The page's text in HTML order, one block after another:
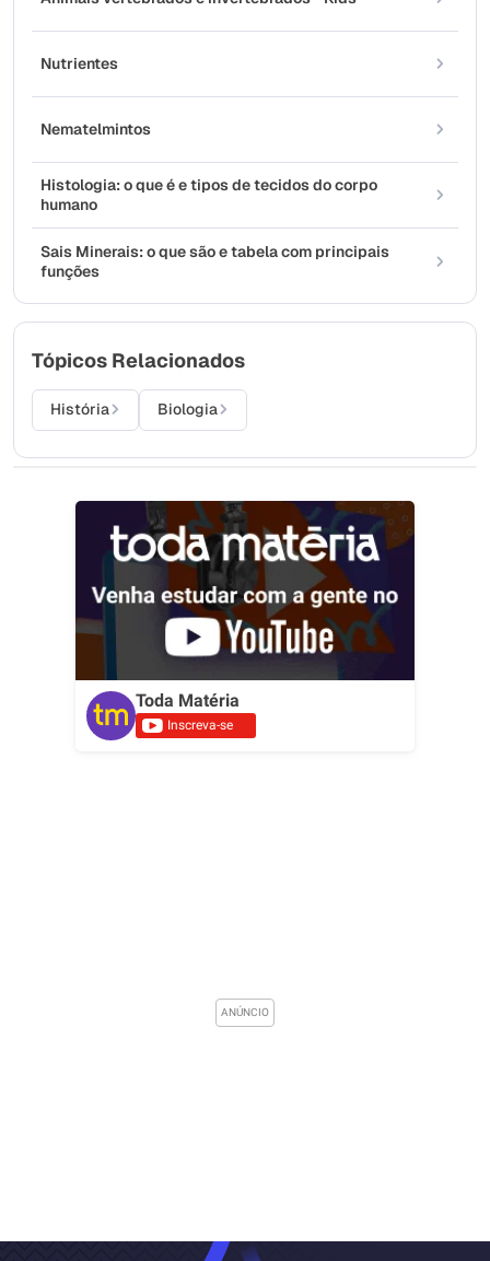
Nutrientes
Nematelmintos
Histologia: o que é e tipos de tecidos do corpo
humano
Sais Minerais: o que são e tabela com principais
funções
Tópicos Relacionados
História Biologia
Toda Matéria
Inscreva-se